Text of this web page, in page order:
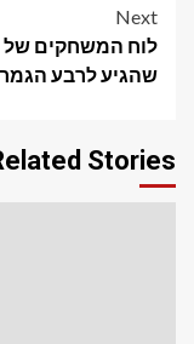
Next
לוח המשחקים של
שהגיע לרבע
Stories